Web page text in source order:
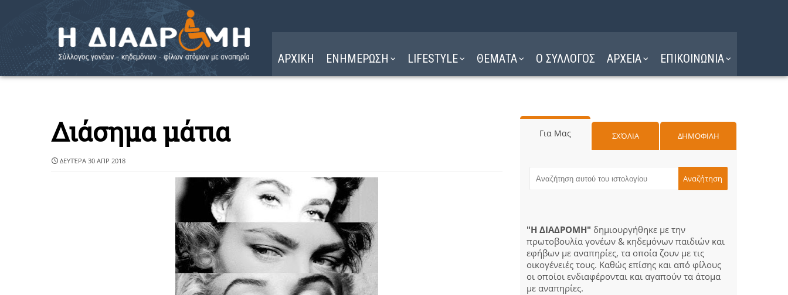
ΑΡΧΙΚΗ ΕΝΗΜΕΡΩΣΗ LIFESTYLE ΘΕΜΑΤΑ Ο ΣΥΛΛΟΓΟΣ ΑΡΧΕΙΑ ΕΠΙΚΟΙΝΩΝΙΑ
Διάσημα μάτια
ΔΕΥΤΈΡΑ 30 ΑΠΡ 2018
Για Μας ΣΧΌΛΙΑ ΔΗΜΟΦΙΛΗ
"Η ΔΙΑΔΡΟΜΗ" δημιουργήθηκε με την
πρωτοβουλία γονέων & κηδεμόνων παιδιών και
εφήβων με αναπηρίες, τα οποία ζουν με τις
οικογένειές τους. Καθώς επίσης και από φίλους
οι οποίοι ενδιαφέρονται και αγαπούν τα άτομα
με αναπηρίες.